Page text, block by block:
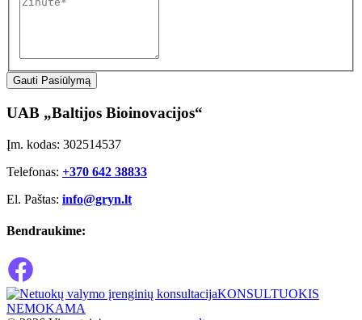
Gauti Pasiūlymą
UAB „Baltijos Bioinovacijos“
Įm. kodas: 302514537
Telefonas: +370 642 38833
El. Paštas: info@gryn.lt
Bendraukime:
KONSULTUOKIS
NEMOKAMA